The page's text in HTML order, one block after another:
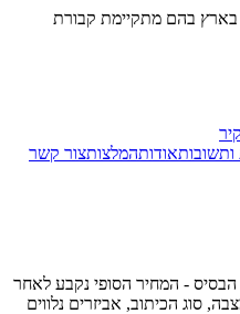
בארץ בהם מתקיימת קבורת
אודותהמלצותצור קשר
- המחיר הסופי נקבע לאחר
סוג הכיתוב, אביזרים נלווים